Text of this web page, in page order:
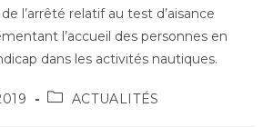
l’arrêté relatif au test d’aisance
l’accueil des personnes en
dans les activités nautiques.
PostACTUALITÉS